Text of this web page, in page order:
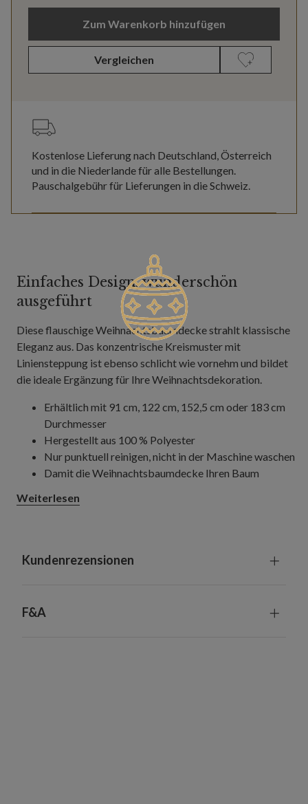
Zum Warenkorb hinzufügen
Vergleichen
Kostenlose Lieferung nach Deutschland, Österreich
und in die Niederlande für alle Bestellungen.
Pauschalgebühr für Lieferungen in die Schweiz.
Einfaches Design, wunderschön
ausgeführt
Diese flauschige Weihnachtsbaumdecke strahlt klassische
Eleganz aus. Das konzentrische Kreismuster mit
Liniensteppung ist ebenso schlicht wie vornehm und bildet
die ideale Ergänzung für Ihre Weihnachtsdekoration.
Erhältlich mit 91 cm, 122 cm, 152,5 cm oder 183 cm
Durchmesser
Hergestellt aus 100 % Polyester
Nur punktuell reinigen, nicht in der Maschine waschen
Damit die Weihnachtsbaumdecke Ihren Baum
15 cm größer sein als die Baumbreite ingesamt
Weiterlesen
Kundenrezensionen
F&A